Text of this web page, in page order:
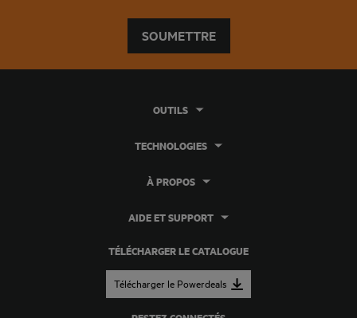
SOUMETTRE
TÉLÉCHARGER LE CATALOGUE
Télécharger le Powerdeals
OUTILS
TECHNOLOGIES
À PROPOS
AIDE ET SUPPORT